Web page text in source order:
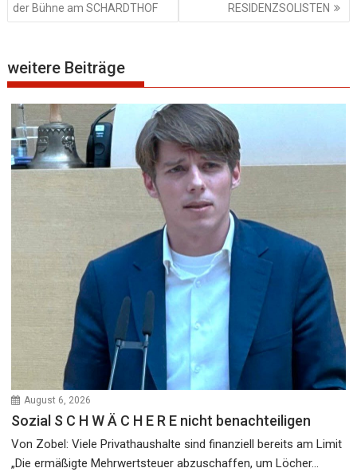
der Bühne am SCHARDTHOF
RESIDENZSOLISTEN
weitere Beiträge
August 6, 2026
Sozial S C H W Ä C H E R E nicht benachteiligen
Von Zobel: Viele Privathaushalte sind finanziell bereits am Limit
„Die ermäßigte Mehrwertsteuer abzuschaffen, um Löcher...